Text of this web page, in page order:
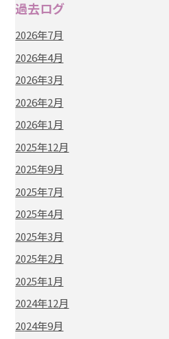
過去ログ
2026年7月
2026年4月
2026年3月
2026年2月
2026年1月
2025年12月
2025年9月
2025年7月
2025年4月
2025年3月
2025年2月
2025年1月
2024年12月
2024年9月